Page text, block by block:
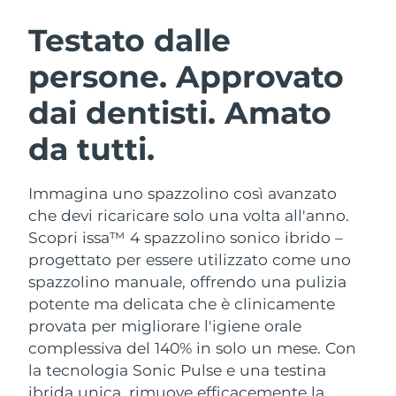
Testato dalle
persone. Approvato
dai dentisti. Amato
da tutti.
Immagina uno spazzolino così avanzato
che devi ricaricare solo una volta all'anno.
Scopri issa™ 4 spazzolino sonico ibrido –
progettato per essere utilizzato come uno
spazzolino manuale, offrendo una pulizia
potente ma delicata che è clinicamente
provata per migliorare l'igiene orale
complessiva del 140% in solo un mese. Con
la tecnologia Sonic Pulse e una testina
ibrida unica, rimuove efficacemente la
Detersione viso
LUNA™ 4 pacchetto
Anti-aging massage
LUNA™ 4 Plus
Massage, LED heating
LUNA™ 4 Men
For men, anti-aging massage
Lifting viso
BEAR™ 2 pacchetto
Microcurrent toning
BEAR™ 2 go
Microcurrent toning on-the-go
BEAR™ 2 eyes & lips
Microcurrent line smoothing device
Idratazione
UFO™ 3 pacchetto
Deep facial hydration
UFO™ 3 LED
Near-infrared and red light therapy
device
Igiene orale
issa™ 4
Hybrid silicone sonic toothbrush
issa™ 4 plus
Smart hybrid silicone sonic toothbrush
TRATTAMENTI ANTI-AGE FAQ™
Anti-age Trattamenti LED
NEW
Austria
Bahrein Consegna stimata8/11/26
Belgio Consegna stimata8/10/26
Bermuda
Bosnia ed
Erzegovina
Consegna stimata8/13/26
Brunei Consegna stimata 8/15/26
Bulgaria Consegna stimata
Canada Consegna stimata
Cile Consegna stimata8/14/26